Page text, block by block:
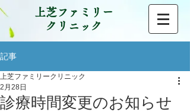
上芝ファミリー
クリニック
記事
診療時間変更のお知らせ
上芝ファミリークリニック
2月28日